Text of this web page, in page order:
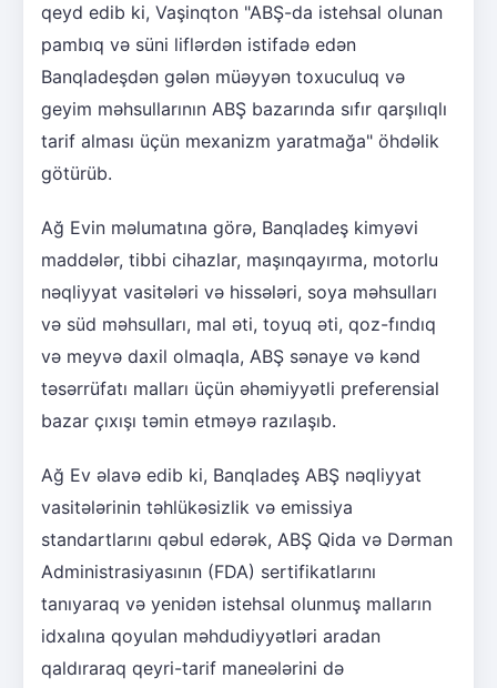
qeyd edib ki, Vaşinqton "ABŞ-da istehsal olunan
pambıq və süni liflərdən istifadə edən
Banqladeşdən gələn müəyyən toxuculuq və
geyim məhsullarının ABŞ bazarında sıfır qarşılıqlı
tarif alması üçün mexanizm yaratmağa" öhdəlik
götürüb.
Ağ Evin məlumatına görə, Banqladeş kimyəvi
maddələr, tibbi cihazlar, maşınqayırma, motorlu
nəqliyyat vasitələri və hissələri, soya məhsulları
və süd məhsulları, mal əti, toyuq əti, qoz-fındıq
və meyvə daxil olmaqla, ABŞ sənaye və kənd
təsərrüfatı malları üçün əhəmiyyətli preferensial
bazar çıxışı təmin etməyə razılaşıb.
Ağ Ev əlavə edib ki, Banqladeş ABŞ nəqliyyat
vasitələrinin təhlükəsizlik və emissiya
standartlarını qəbul edərək, ABŞ Qida və Dərman
Administrasiyasının (FDA) sertifikatlarını
tanıyaraq və yenidən istehsal olunmuş malların
idxalına qoyulan məhdudiyyətləri aradan
qaldıraraq qeyri-tarif maneələrini də